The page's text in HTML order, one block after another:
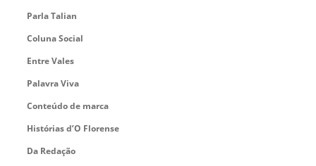
Parla Talian
Coluna Social
Entre Vales
Palavra Viva
Conteúdo de marca
Histórias d’O Florense
Da Redação